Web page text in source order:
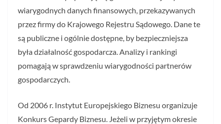
wiarygodnych danych finansowych, przekazywanych
przez firmy do Krajowego Rejestru Sądowego. Dane te
są publiczne i ogólnie dostępne, by bezpieczniejsza
była działalność gospodarcza. Analizy i rankingi
pomagają w sprawdzeniu wiarygodności partnerów
gospodarczych.
Od 2006 r. Instytut Europejskiego Biznesu organizuje
Konkurs Gepardy Biznesu. Jeżeli w przyjętym okresie